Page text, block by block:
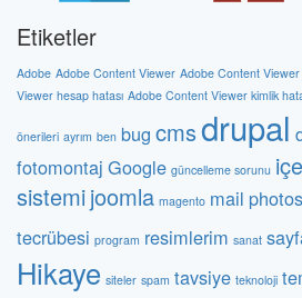
Etiketler
Adobe Adobe Content Viewer Adobe Content
Viewer hesap hatası Adobe Content Viewer kimlik
önerileri ayrım ben bug cmsdrupal
fotomontaj Google güncelleme sorunu
sistemijoomla magento mail
tecrübesi program resimlerim sanat
Hikaye siteler spam tavsiye teknoloji